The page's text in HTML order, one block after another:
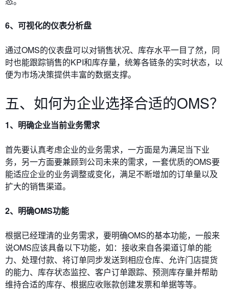
6、可视化的仪表分析盘
通过OMS的仪表盘可以对销售状况、库存水平一目了然，同
时也能跟踪销售的KPI和库存量，统筹各链条的实时状态，以
便为市场决策提供丰富的数据支撑。
五、如何为企业选择合适的OMS？
1、明确企业当前业务需求
首先要认真考虑企业的业务需求，一方面是为满足当下业
务，另一方面要兼顾到公司未来的需求，一套优质的OMS要
能适应企业的业务调整或变化，满足不断增加的订单量以及
扩大的销售渠道。
2、明确OMS功能
根据已经理清的业务需求，要明确OMS的基本功能，一般来
说OMS应该具备以下功能，如：接收来自各渠道订单的能
力、处理付款、将订单同步发送到相应仓库、允许门店提货
的能力、库存状态监控、客户订单跟踪、预测库存量并帮助
维持合适的库存、根据应收账款创建发票和单据等等。